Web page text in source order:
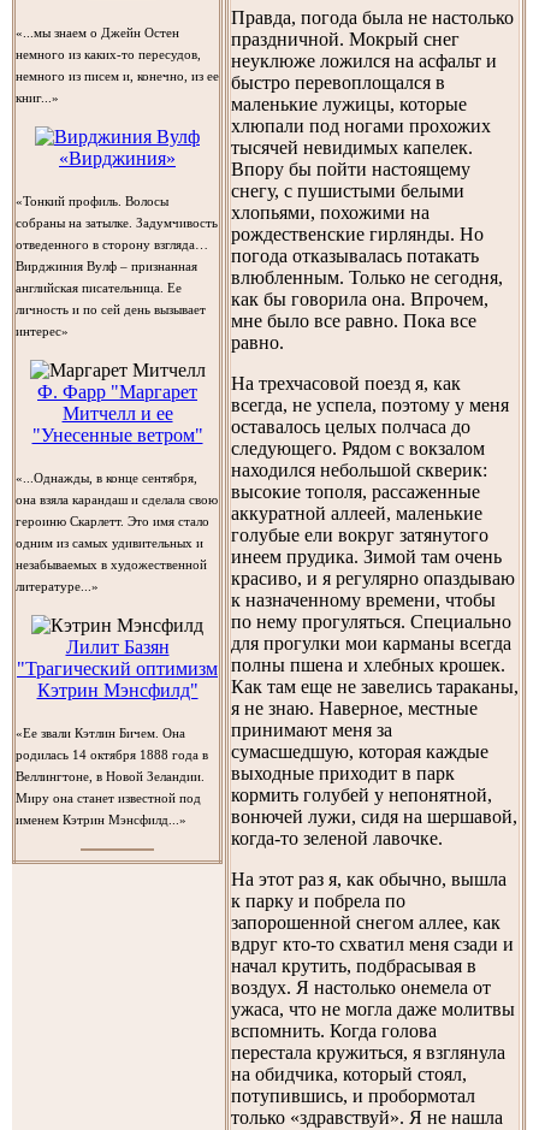
«...мы знаем о Джейн Остен
немного из каких-то пересудов,
немного из писем и, конечно, из ее
книг...»
«Вирджиния»
«Тонкий профиль. Волосы
собраны на затылке. Задумчивость
отведенного в сторону взгляда…
Вирджиния Вулф – признанная
английская писательница. Ее
личность и по сей день вызывает
интерес»
Ф. Фарр "Маргарет
Митчелл и ее
"Унесенные ветром"
«...Однажды, в конце сентября,
она взяла карандаш и сделала свою
героиню Скарлетт. Это имя стало
одним из самых удивительных и
незабываемых в художественной
литературе...»
Лилит Базян
"Трагический оптимизм
Кэтрин Мэнсфилд"
«Ее звали Кэтлин Бичем. Она
родилась 14 октября 1888 года в
Веллингтоне, в Новой Зеландии.
Миру она станет известной под
именем Кэтрин Мэнсфилд...»
Правда, погода была не настолько
праздничной. Мокрый снег
неуклюже ложился на асфальт и
быстро перевоплощался в
маленькие лужицы, которые
хлюпали под ногами прохожих
тысячей невидимых капелек.
Впору бы пойти настоящему
снегу, с пушистыми белыми
хлопьями, похожими на
рождественские гирлянды. Но
погода отказывалась потакать
влюбленным. Только не сегодня,
как бы говорила она. Впрочем,
мне было все равно. Пока все
равно.
На трехчасовой поезд я, как
всегда, не успела, поэтому у меня
оставалось целых полчаса до
следующего. Рядом с вокзалом
находился небольшой скверик:
высокие тополя, рассаженные
аккуратной аллеей, маленькие
голубые ели вокруг затянутого
инеем прудика. Зимой там очень
красиво, и я регулярно опаздываю
к назначенному времени, чтобы
по нему прогуляться. Специально
для прогулки мои карманы всегда
полны пшена и хлебных крошек.
Как там еще не завелись тараканы,
я не знаю. Наверное, местные
принимают меня за
сумасшедшую, которая каждые
выходные приходит в парк
кормить голубей у непонятной,
вонючей лужи, сидя на шершавой,
когда-то зеленой лавочке.
На этот раз я, как обычно, вышла
к парку и побрела по
запорошенной снегом аллее, как
вдруг кто-то схватил меня сзади и
начал крутить, подбрасывая в
воздух. Я настолько онемела от
ужаса, что не могла даже молитвы
вспомнить. Когда голова
перестала кружиться, я взглянула
на обидчика, который стоял,
потупившись, и пробормотал
только «здравствуй». Я не нашла